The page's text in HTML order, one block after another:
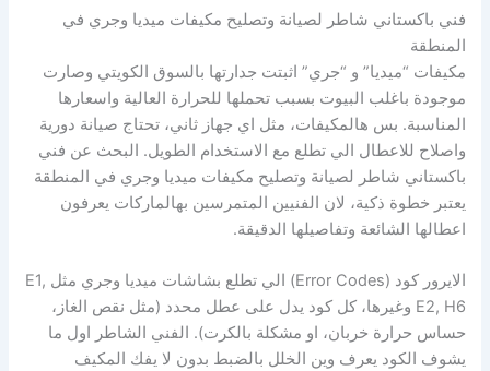
فني باكستاني شاطر لصيانة وتصليح مكيفات ميديا وجري في
المنطقة
مكيفات “ميديا” و “جري” اثبتت جدارتها بالسوق الكويتي وصارت
موجودة باغلب البيوت بسبب تحملها للحرارة العالية واسعارها
المناسبة. بس هالمكيفات، مثل اي جهاز ثاني، تحتاج صيانة دورية
واصلاح للاعطال الي تطلع مع الاستخدام الطويل. البحث عن فني
باكستاني شاطر لصيانة وتصليح مكيفات ميديا وجري في المنطقة
يعتبر خطوة ذكية، لان الفنيين المتمرسين بهالماركات يعرفون
اعطالها الشائعة وتفاصيلها الدقيقة.
الايرور كود (Error Codes) الي تطلع بشاشات ميديا وجري مثل E1,
E2, H6 وغيرها، كل كود يدل على عطل محدد (مثل نقص الغاز،
حساس حرارة خربان، او مشكلة بالكرت). الفني الشاطر اول ما
يشوف الكود يعرف وين الخلل بالضبط بدون لا يفك المكيف